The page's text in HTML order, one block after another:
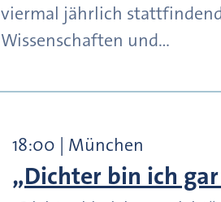
viermal jährlich
Wissenschaften und…
18:00 | München
„Dichter bin ich